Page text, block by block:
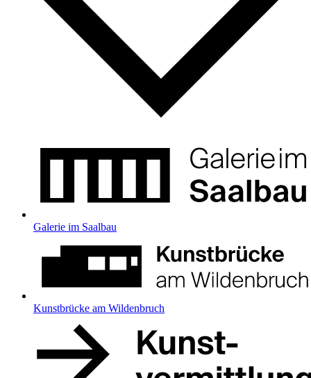
Galerie im Saalbau
Kunstbrücke am Wildenbruch